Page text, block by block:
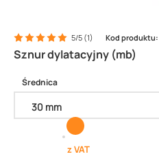
Sznur dylatacyjny (mb)
5/5 (1) Kod produktu:
Średnica
z VAT